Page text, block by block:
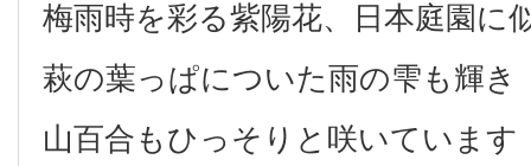
梅雨時を彩る紫陽花、日本庭園に
萩の葉っぱについた雨の雫も輝き
山百合もひっそりと咲いています